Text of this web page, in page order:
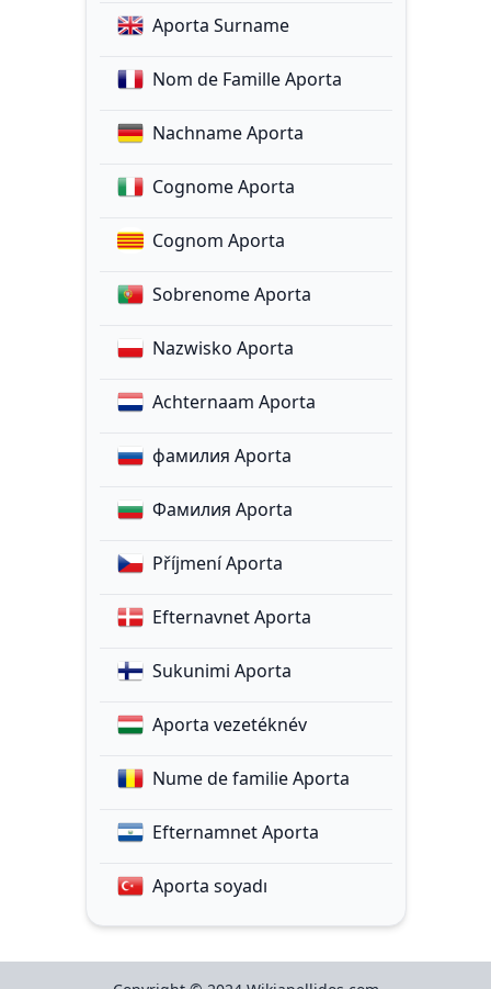
Aporta Surname
Nom de Famille Aporta
Nachname Aporta
Cognome Aporta
Cognom Aporta
Sobrenome Aporta
Nazwisko Aporta
Achternaam Aporta
фамилия Aporta
Фамилия Aporta
Příjmení Aporta
Efternavnet Aporta
Sukunimi Aporta
Aporta vezetéknév
Nume de familie Aporta
Efternamnet Aporta
Aporta soyadı